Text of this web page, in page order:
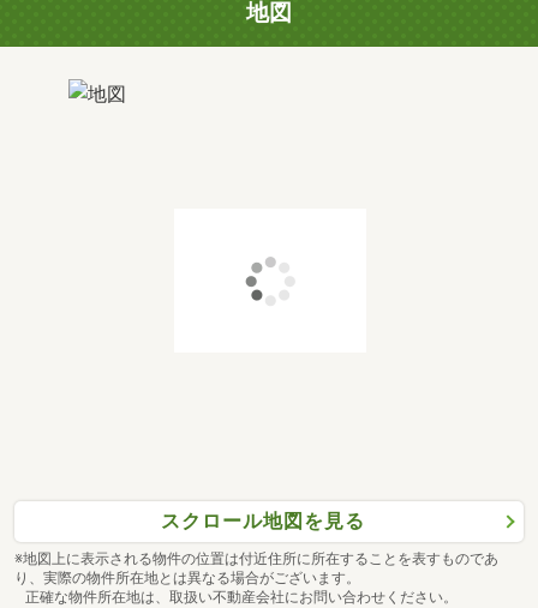
地図
スクロール地図を見る
※地図上に表示される物件の位置は付近住所に所在することを表すものであ
り、実際の物件所在地とは異なる場合がございます。
正確な物件所在地は、取扱い不動産会社にお問い合わせください。